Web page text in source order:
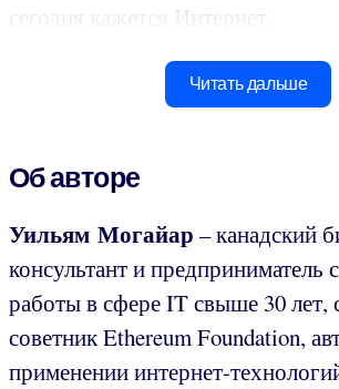
сегодня кажется Интернет.
Читать дальше
Об авторе
Уильям Могайар – канадский
консультант и предприниматель
работы в сфере IT свыше 30 лет,
советник Ethereum Foundation,
применении интернет-